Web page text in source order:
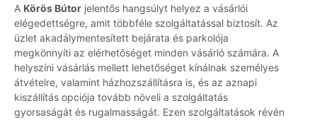
A Körös Bútor jelentős hangsúlyt helyez a vásárlói
elégedettségre, amit többféle szolgáltatással biztosít. Az
üzlet akadálymentesített bejárata és parkolója
megkönnyíti az elérhetőséget minden vásárló számára. A
helyszíni vásárlás mellett lehetőséget kínálnak személyes
átvételre, valamint házhozszállításra is, és az aznapi
kiszállítás opciója tovább növeli a szolgáltatás
gyorsaságát és rugalmasságát. Ezen szolgáltatások révén